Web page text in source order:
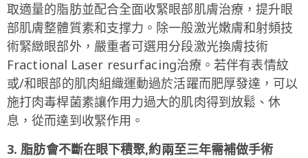
取適量的脂肪並配合全面收緊眼部肌膚治療，提升眼
部肌膚整體質素和支撑力。除一般激光嫩膚和射頻技
術緊緻眼部外，嚴重者可選用分段激光換膚技術
Fractional Laser resurfacing治療。若伴有表情紋
或/和眼部的肌肉組織運動過於活躍而肥厚發達，可以
施打肉毒桿菌素讓作用力過大的肌肉得到放鬆、休
息，從而達到收緊作用。
3. 脂肪會不斷在眼下積聚,約兩至三年需補做手術